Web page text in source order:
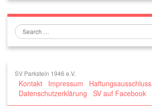
Search
SV Parkstein 1946 e.V.
Kontakt Impressum
Haftungsausschluss
Datenschutzerklärung
SV auf Facebook